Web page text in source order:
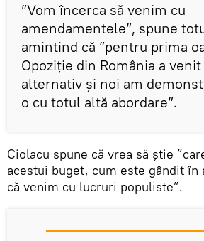
”Vom încerca să venim cu
amendamentele”, spune
amintind că ”pentru prima
Opoziție din România a
alternativ și noi am
o cu totul altă abordare”.
Ciolacu spune că vrea să știe
acestui buget, cum este gândit în
că venim cu lucruri populiste”.